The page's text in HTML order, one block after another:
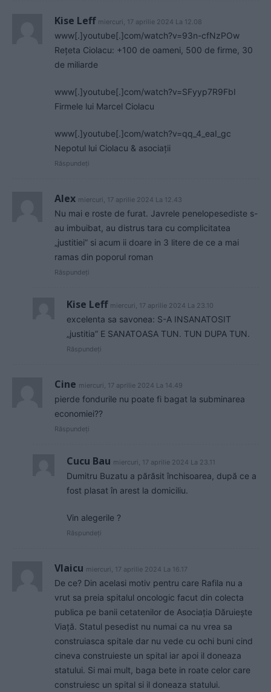
Kise Leff miercuri, 17 aprilie 2024 La 12.08
www[.]youtube[.]com/watch?v=93n-cfNzPOw
Rețeta Ciolacu: +100 de oameni, 500 de firme, 30
de miliarde
www[.]youtube[.]com/watch?v=SFyyp7R9FbI
Firmele lui Marcel Ciolacu
www[.]youtube[.]com/watch?v=qq_4_eaI_gc
Nepotul lui Ciolacu & asociații
Răspundeți
Alex miercuri, 17 aprilie 2024 La 12.43
Nu mai e roste de furat. Javrele penelopesediste s-
au imbuibat, au distrus tara cu complicitatea
„justitiei” si acum ii doare in 3 litere de ce a mai
ramas din poporul roman
Răspundeți
Kise Leff miercuri, 17 aprilie 2024 La 23.10
excelenta sa savonea: S-A INSANATOSIT
„justitia” E SANATOASA TUN. TUN DUPA TUN.
Răspundeți
Cine miercuri, 17 aprilie 2024 La 14.49
pierde fondurile nu poate fi bagat la subminarea
economiei??
Răspundeți
Cucu Bau miercuri, 17 aprilie 2024 La 23.11
Dumitru Buzatu a părăsit închisoarea, după ce a
fost plasat în arest la domiciliu.
Vin alegerile ?
Răspundeți
Vlaicu miercuri, 17 aprilie 2024 La 16.17
De ce? Din acelasi motiv pentru care Rafila nu a
vrut sa preia spitalul oncologic facut din colecta
publica pe banii cetatenilor de Asociația Dăruiește
Viață. Statul pesedist nu numai ca nu vrea sa
construiasca spitale dar nu vede cu ochi buni cind
cineva construieste un spital iar apoi il doneaza
statului. Si mai mult, baga bete in roate celor care
construiesc un spital si il doneaza statului.